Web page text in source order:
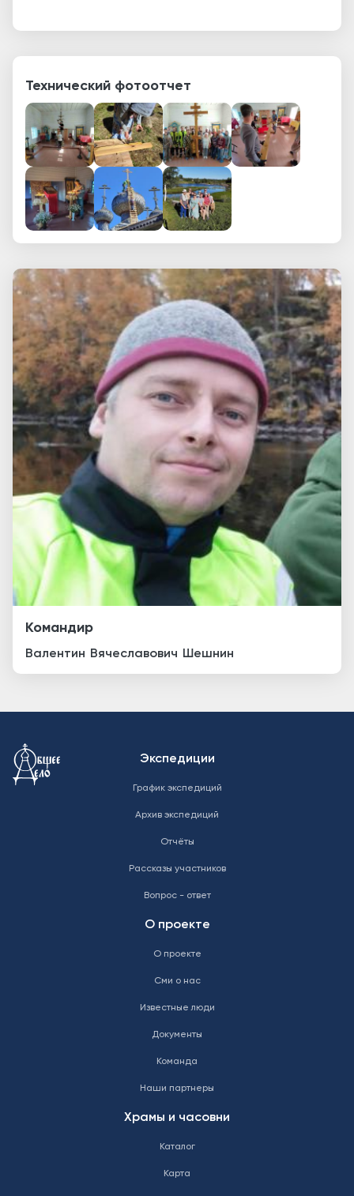
Технический фотоотчет
Командир
Валентин Вячеславович Шешнин
Меню в подвалеЭкспедиции
График экспедиций
Архив экспедиций
Отчёты
Рассказы участников
Вопрос - ответ
О проекте
О проекте
Сми о нас
Известные люди
Документы
Команда
Наши партнеры
Храмы и часовни
Каталог
Карта